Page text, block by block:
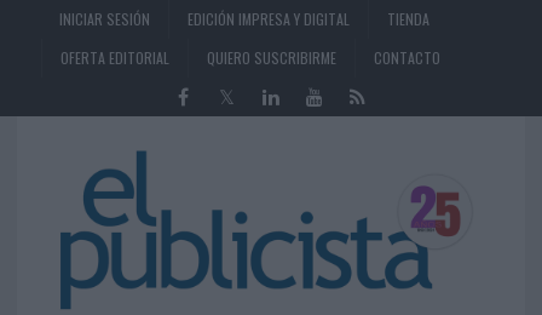
INICIAR SESIÓN EDICIÓN IMPRESA Y DIGITAL
TIENDA
OFERTA EDITORIAL
QUIERO SUSCRIBIRME CONTACTO